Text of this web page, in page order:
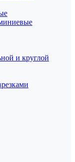
и круглой